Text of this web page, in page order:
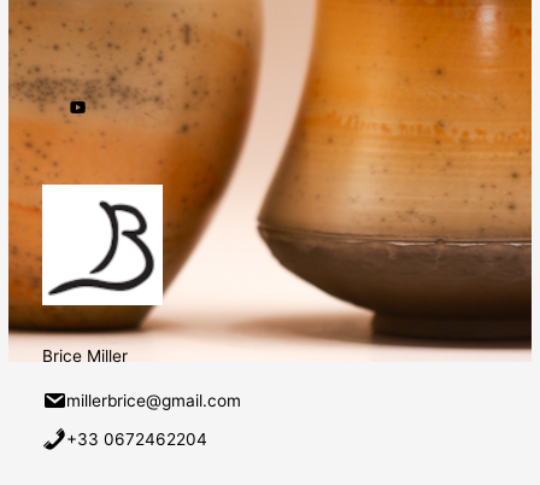
Brice Miller
millerbrice@gmail.com
+33 0672462204